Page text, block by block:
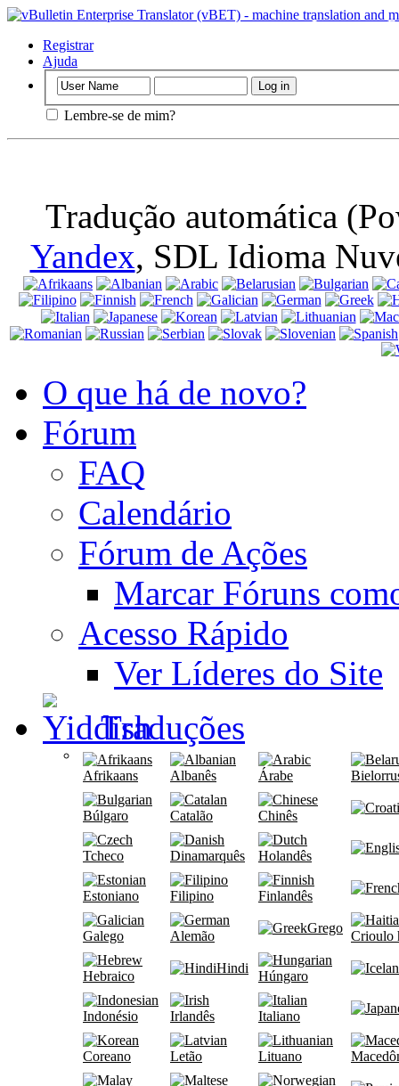
Importante:
Registrar
Ajuda
Lembre-se de mim?
Tradução automática
Yandex, SDL Idioma
O que há de novo?
Fórum
FAQ
Calendário
Fórum de Ações
Marcar Fóruns
Acesso Rápido
Ver Líderes do Site
Traduções
Afrikaans Albanês Árabe
Búlgaro Catalão Chinês
Tcheco Dinamarquês Holandês
Estoniano Filipino Finlandês
Galego Alemão
Grego
Crioulo
Hebraico
Hindi
Húngaro
Indonésio Irlandês Italiano
Coreano Letão Lituano